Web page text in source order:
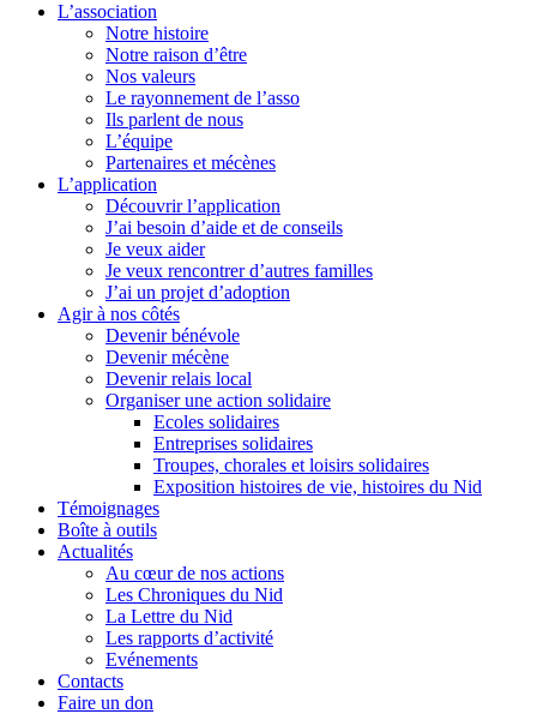
L’association
Notre histoire
Notre raison d’être
Nos valeurs
Le rayonnement de l’asso
Ils parlent de nous
L’équipe
Partenaires et mécènes
L’application
Découvrir l’application
J’ai besoin d’aide et de conseils
Je veux aider
Je veux rencontrer d’autres familles
J’ai un projet d’adoption
Agir à nos côtés
Devenir bénévole
Devenir mécène
Devenir relais local
Organiser une action solidaire
Ecoles solidaires
Entreprises solidaires
Troupes, chorales et loisirs solidaires
Exposition histoires de vie, histoires du Nid
Témoignages
Boîte à outils
Actualités
Au cœur de nos actions
Les Chroniques du Nid
La Lettre du Nid
Les rapports d’activité
Evénements
Contacts
Faire un don